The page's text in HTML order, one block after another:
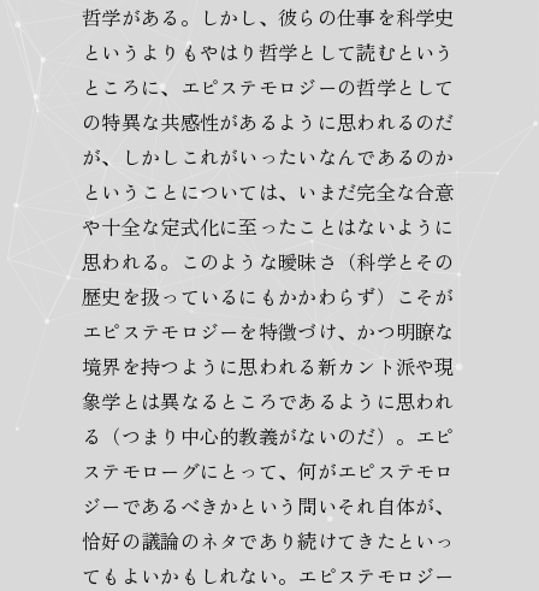
哲学がある。しかし、彼らの仕事を科学史
というよりもやはり哲学として読むという
ところに、エピステモロジーの哲学として
の特異な共感性があるように思われるのだ
が、しかしこれがいったいなんであるのか
ということについては、いまだ完全な合意
や十全な定式化に至ったことはないように
思われる。このような曖昧さ（科学とその
歴史を扱っているにもかかわらず）こそが
エピステモロジーを特徴づけ、かつ明瞭な
境界を持つように思われる新カント派や現
象学とは異なるところであるように思われ
る（つまり中心的教義がないのだ）。エピ
ステモローグにとって、何がエピステモロ
ジーであるべきかという問いそれ自体が、
恰好の議論のネタであり続けてきたといっ
てもよいかもしれない。エピステモロジー